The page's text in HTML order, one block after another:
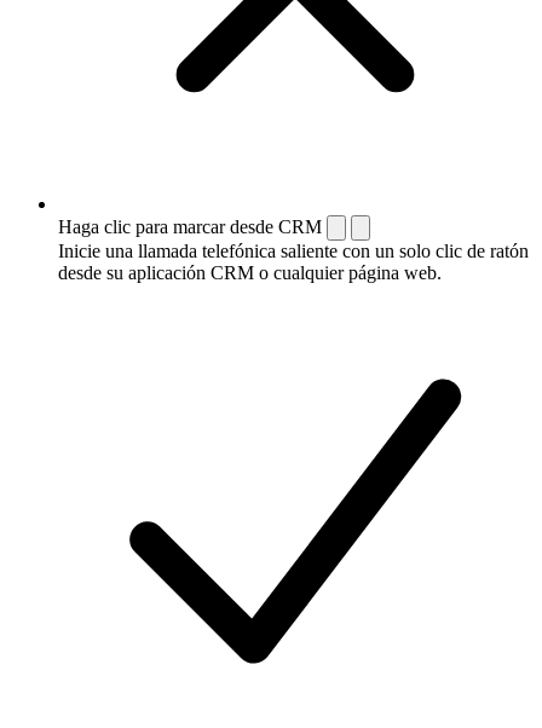
Haga clic para marcar desde CRM
Inicie una llamada telefónica saliente con un solo clic de ratón
desde su aplicación CRM o cualquier página web.